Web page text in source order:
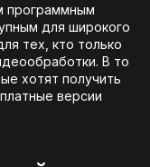
программным
для широкого
тех, кто только
В то
хотят получить
версии